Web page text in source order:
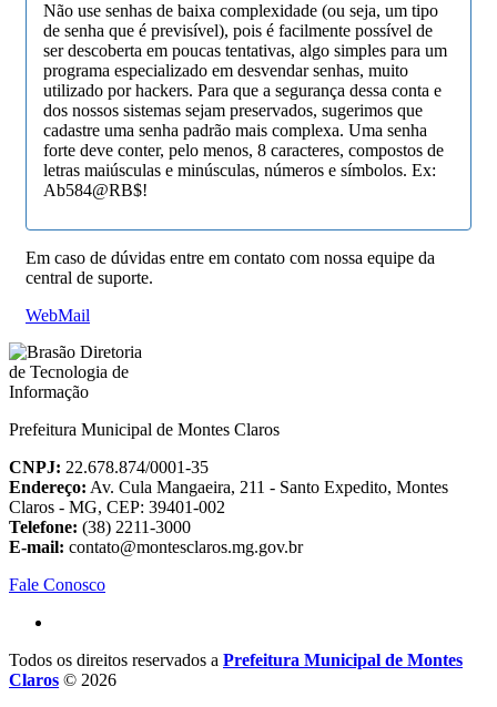
Não use senhas de baixa complexidade (ou seja, um tipo
de senha que é previsível), pois é facilmente possível de
ser descoberta em poucas tentativas, algo simples para um
programa especializado em desvendar senhas, muito
utilizado por hackers. Para que a segurança dessa conta e
dos nossos sistemas sejam preservados, sugerimos que
cadastre uma senha padrão mais complexa. Uma senha
forte deve conter, pelo menos, 8 caracteres, compostos de
letras maiúsculas e minúsculas, números e símbolos. Ex:
Ab584@RB$!
Em caso de dúvidas entre em contato com nossa equipe da
central de suporte.
WebMail
Prefeitura Municipal de Montes Claros
CNPJ: 22.678.874/0001-35
Endereço: Av. Cula Mangaeira, 211 - Santo Expedito, Montes
Claros - MG, CEP: 39401-002
Telefone: (38) 2211-3000
E-mail: contato@montesclaros.mg.gov.br
Fale Conosco
Todos os direitos reservados a Prefeitura Municipal de Montes
Claros © 2026